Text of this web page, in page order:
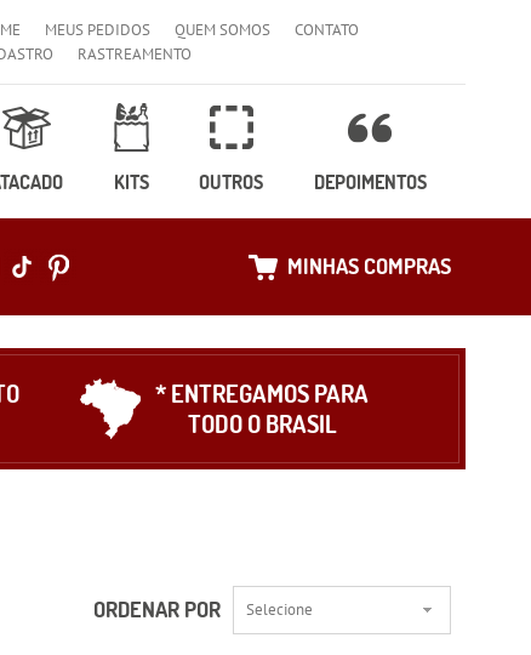
MEUS PEDIDOS QUEM SOMOS
CONTATO
RASTREAMENTO
KITS OUTROS DEPOIMENTOS
MINHAS COMPRAS
* ENTREGAMOS PARA
TODO O BRASIL
ORDENAR POR Selecione